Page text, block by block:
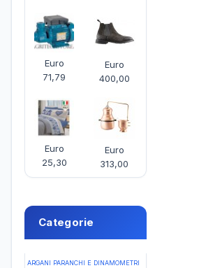
Euro
71,79
Euro
400,00
Euro
25,30
Euro
313,00
Categorie
ARGANI PARANCHI E DINAMOMETRI